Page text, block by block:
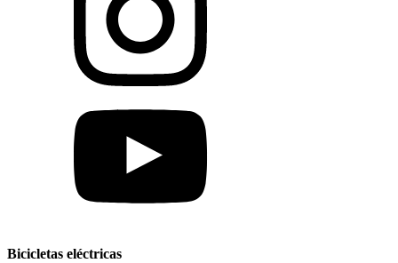
Bicicletas eléctricas